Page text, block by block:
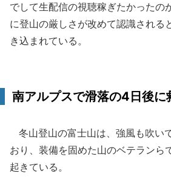
でして生配信の視聴稼ぎたかったの
に登山の厳しさが改めて認識される
き込まれている。
南アルプスで滑落の4日後に
冬山登山の富士山は、強風も吹い
おり、装備を固めた山のベテランら
起きている。